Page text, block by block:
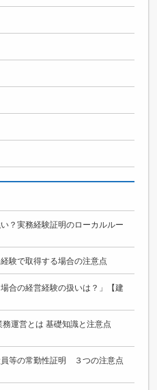
？実務経験証明のローカルルー
験で取得する場合の注意点
合の経営経験の扱いは？」【建
務運営とは 基礎知識と注意点
等の常勤性証明 ３つの注意点